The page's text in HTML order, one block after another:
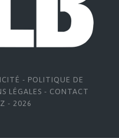
- POLITIQUE DE
LÉGALES - CONTACT
- 2026